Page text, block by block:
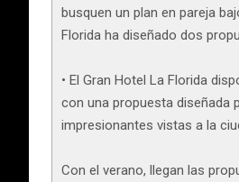
busquen un plan en pareja
Florida ha diseñado dos
• El Gran Hotel La Florida
con una propuesta diseñada
impresionantes vistas a la
Con el verano, llegan las